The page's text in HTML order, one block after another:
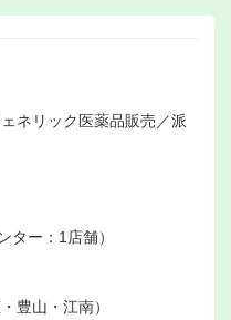
ネリック医薬品販売／派
ター：1店舗）
豊山・江南）